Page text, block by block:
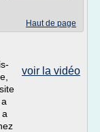
Haut de page
voir la vidéo